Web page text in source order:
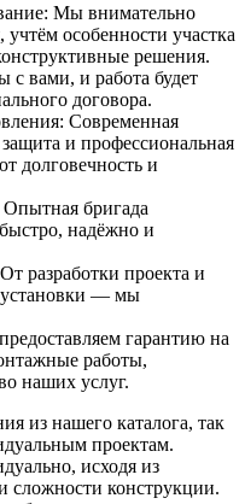
Мы внимательно
особенности участка
решения.
с вами, и работа будет
договора.
Современная
и профессиональная
долговечность и
бригада
надёжно и
разработки проекта и
установки — мы
гарантию на
работы,
наших услуг.
из нашего каталога, так
проектам.
исходя из
сложности конструкции.